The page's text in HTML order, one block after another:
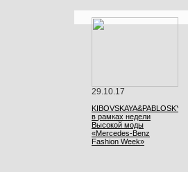
29.10.17
KIBOVSKAYA&PABLOSKY
в рамках недели
Высокой моды
«Mercedes-Benz
Fashion Week»